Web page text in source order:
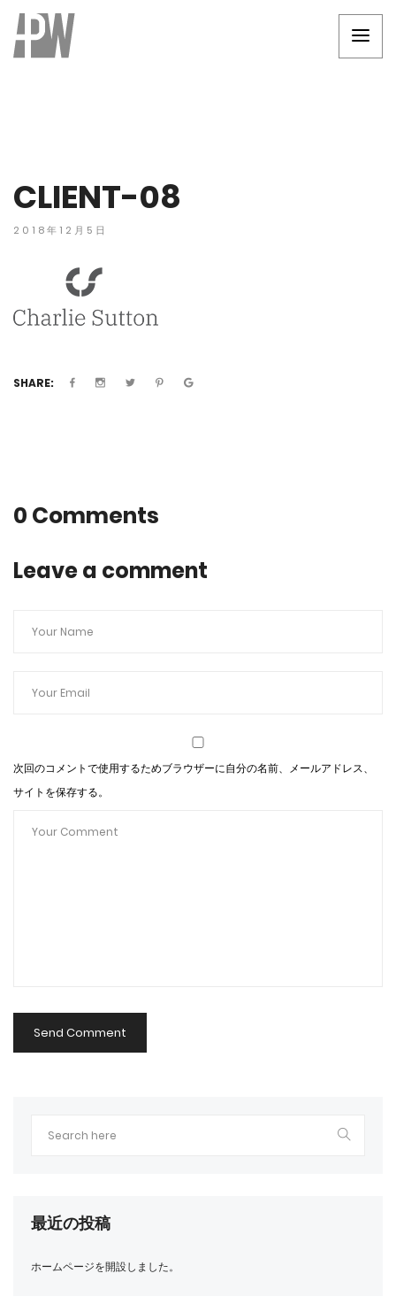
CLIENT-08
2018年12月5日
SHARE:
0 Comments
Leave a comment
次回のコメントで使用するためブラウザーに自分の名前、メールアドレス、
サイトを保存する。
最近の投稿
ホームページを開設しました。